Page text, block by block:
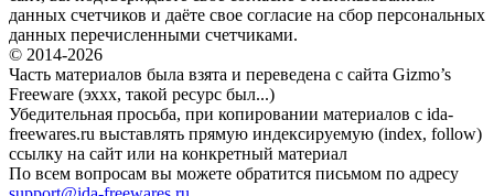
данных счетчиков и даёте свое согласие на сбор персональных
данных перечисленными счетчиками.
© 2014-2026
Часть материалов была взята и переведена с сайта Gizmo’s
Freeware (эххх, такой ресурс был...)
Убедительная просьба, при копировании материалов с ida-
freewares.ru выставлять прямую индексируемую (index, follow)
ссылку на сайт или на конкретный материал
По всем вопросам вы можете обратится письмом по адресу